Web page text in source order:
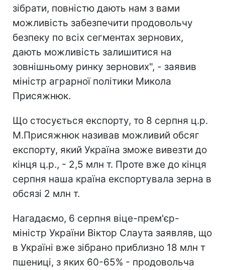
зібрати, повністю дають нам з вами
можливість забезпечити продовольчу
безпеку по всіх сегментах зернових,
дають можливість залишитися на
зовнішньому ринку зернових", - заявив
міністр аграрної політики Микола
Присяжнюк.
Що стосується експорту, то 8 серпня ц.р.
М.Присяжнюк називав можливий обсяг
експорту, який Україна зможе вивезти до
кінця ц.р., - 2,5 млн т. Проте вже до кінця
серпня наша країна експортувала зерна в
обсязі 2 млн т.
Нагадаємо, 6 серпня віце-прем'єр-
міністр України Віктор Слаута заявляв, що
в Україні вже зібрано приблизно 18 млн т
пшениці, з яких 60-65% - продовольча